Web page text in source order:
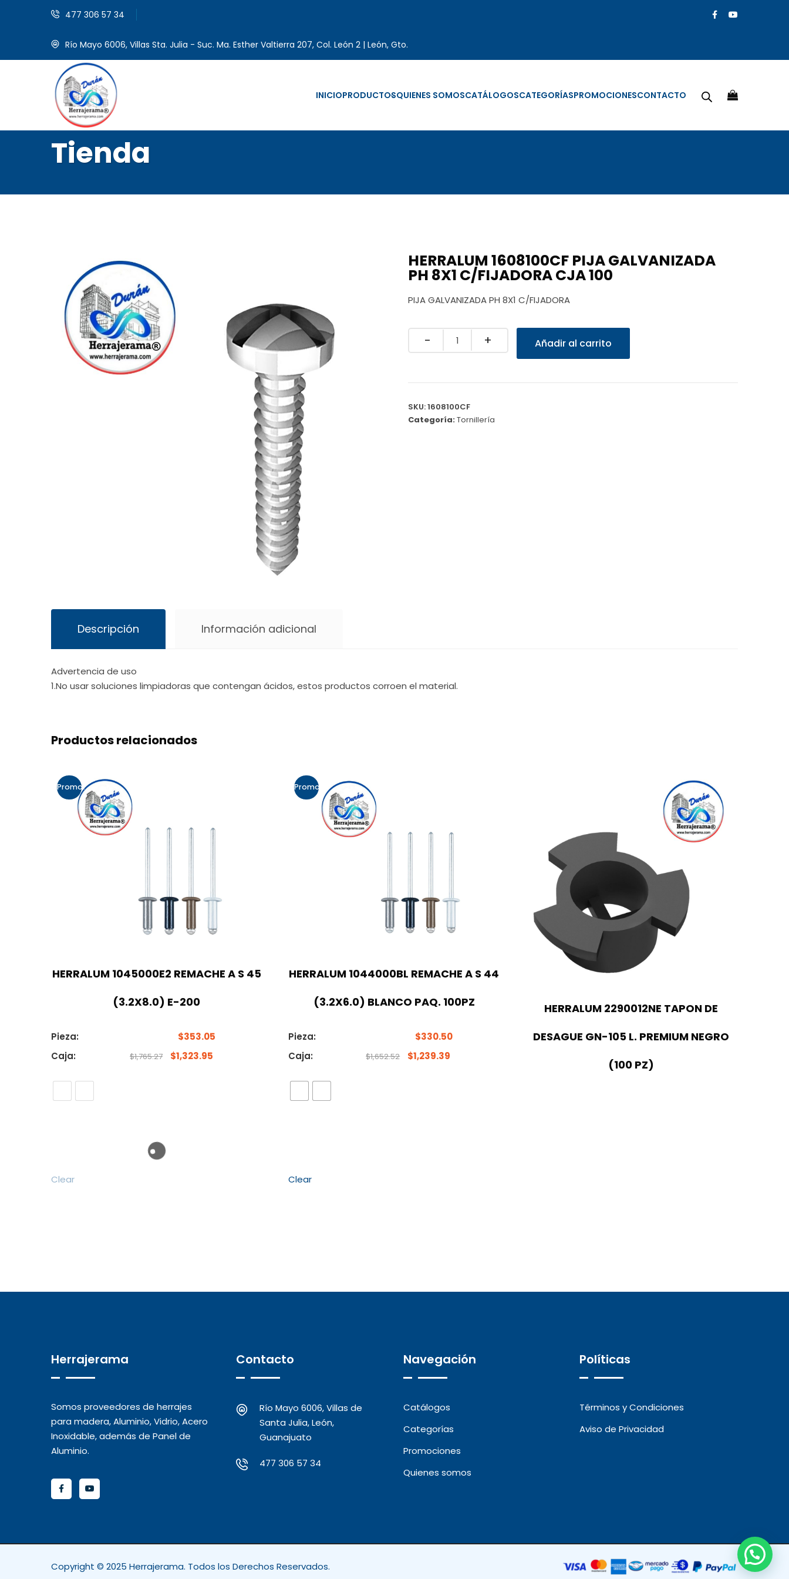
477 306 57 34
Río Mayo 6006, Villas Sta. Julia - Suc. Ma. Esther Valtierra 207, Col. León 2 | León, Gto.
INICIOPRODUCTOSQUIENES SOMOSCATÁLOGOSCATEGORÍASPROMOCIONESCONTACTO
Tienda
HERRALUM 1608100CF PIJA GALVANIZADA
PH 8X1 C/FIJADORA CJA 100
PIJA GALVANIZADA PH 8X1 C/FIJADORA
Quantity Añadir al carrito
SKU:1608100CF
Categoría:Tornillería
Descripción Información adicional
Advertencia de uso
1.No usar soluciones limpiadoras que contengan ácidos, estos productos corroen el material.
Productos relacionados
Promo!
HERRALUM 1045000E2 REMACHE A S 45
(3.2X8.0) E-200
Pieza: $353.05
Caja:
$1,765.27 $1,323.95
Clear
Promo!
HERRALUM 1044000BL REMACHE A S 44
(3.2X6.0) BLANCO PAQ. 100PZ
Pieza: $330.50
Caja:
$1,652.52 $1,239.39
Clear
HERRALUM 2290012NE TAPON DE
DESAGUE GN-105 L. PREMIUM NEGRO
(100 PZ)
Herrajerama
Somos proveedores de herrajes
para madera, Aluminio, Vidrio, Acero
Inoxidable, además de Panel de
Aluminio.
Contacto
Río Mayo 6006, Villas de
Santa Julia, León,
Guanajuato
477 306 57 34
Navegación
Catálogos
Categorías
Promociones
Quienes somos
Políticas
Términos y Condiciones
Aviso de Privacidad
Copyright © 2025 Herrajerama. Todos los Derechos Reservados.